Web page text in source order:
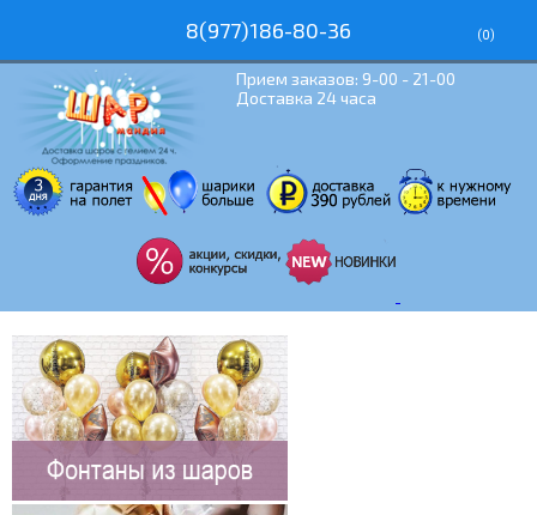
8(977)186-80-36 (0)
Прием заказов: 9-00 - 21-00
Доставка 24 часа